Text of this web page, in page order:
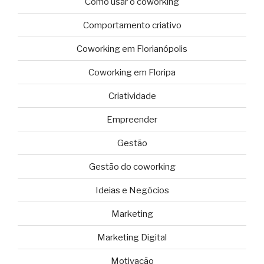
Comportamento criativo
Coworking em Florianópolis
Coworking em Floripa
Criatividade
Empreender
Gestão
Gestão do coworking
Ideias e Negócios
Marketing
Marketing Digital
Motivação